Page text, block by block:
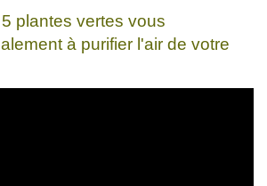
plantes vertes vous
à purifier l'air de votre